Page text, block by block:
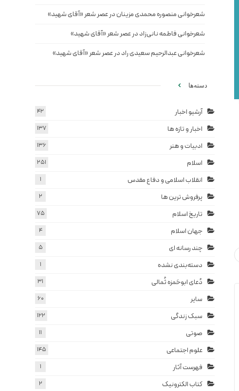
شعرخوانی منصوره محمدی مزینان در عصر شعر «آقای شهید»
شعرخوانی فاطمه نانی‌زاد در عصر شعر «آقای شهید»
شعرخوانی عبدالرحیم سعیدی راد در عصر شعر «آقای شهید»
دسته‌ها
آرشیو اخبار 42
اخبار و تازه ها 137
ادبیات و هنر 136
اسلام 251
انقلاب اسلامی و دفاع مقدس 1
پرفروش ترین ها 2
تاریخ اسلام 75
جهان اسلام 4
چند رسانه ای 5
دسته‌بندی نشده 1
دُعای ابوحَمزه ثُمالی 31
سایر 60
سبک زندگی 122
صوتی 11
علوم اجتماعی 145
فهرست آثار 1
کتاب الکترونیک 2